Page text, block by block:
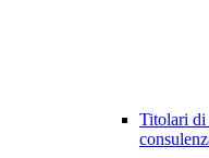
Titolari di